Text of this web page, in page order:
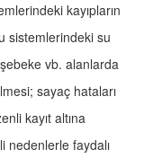
kayıpların
sistemlerindeki su
vb. alanlarda
sayaç hataları
kayıt altına
nedenlerle faydalı